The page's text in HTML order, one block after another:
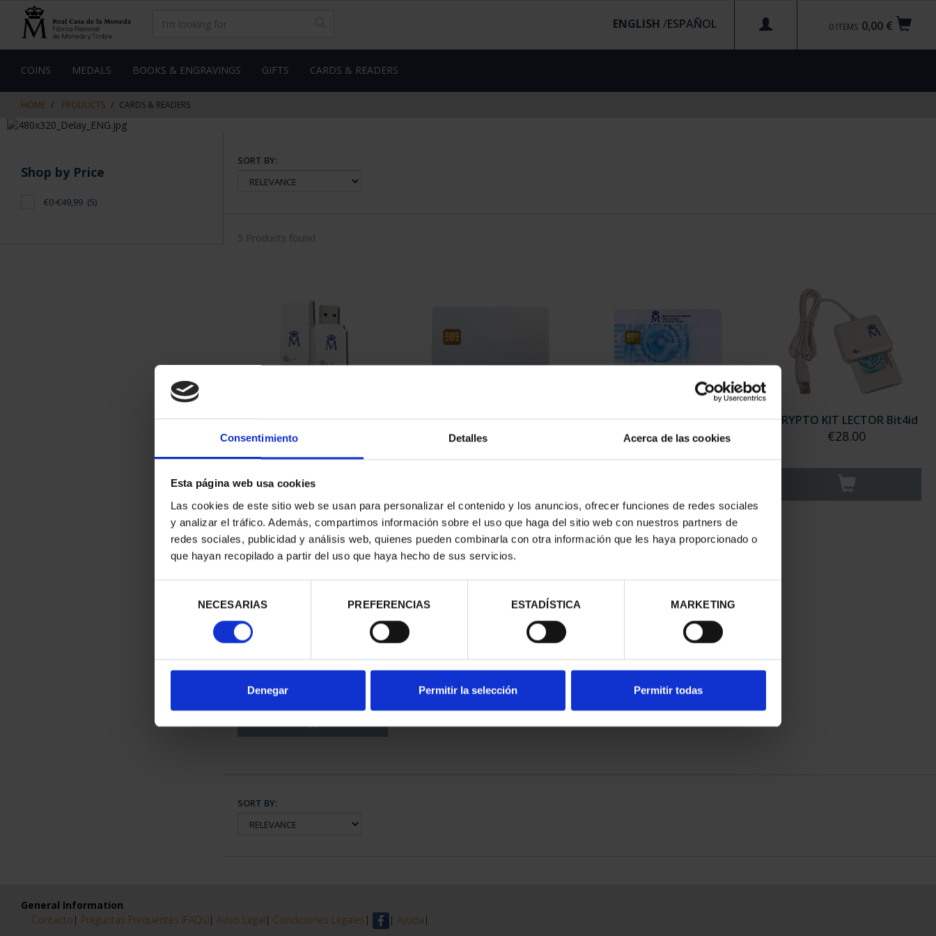
Consentimiento Detalles Acerca de las cookies
Esta página web usa cookies
Las cookies de este sitio web se usan para personalizar el contenido y los anuncios, ofrecer funciones de redes sociales
y analizar el tráfico. Además, compartimos información sobre el uso que haga del sitio web con nuestros partners de
redes sociales, publicidad y análisis web, quienes pueden combinarla con otra información que les haya proporcionado o
que hayan recopilado a partir del uso que haya hecho de sus servicios.
consentimiento
NECESARIAS PREFERENCIAS ESTADÍSTICA MARKETING
Denegar Permitir la selección Permitir todas
content
navigation
menu
0,00 €
0 ITEMS
ENGLISH /
COINS MEDALS BOOKS & ENGRAVINGS GIFTS CARDS & READERS
HOME PRODUCTS CARDS & READERS
Shop by Price
€0-€49,99 (5)
SORT BY:
5 Products found
CRYPTO KIT TOKEN Bit4id
€35.00
CRIPTOGR. BLANCA TIENDA
VIRT. BM/AC C/P
CRYPTO CARD CERES
€13.00
CRYPTO KIT LECTOR Bit4id
€28.00
CRYPTO KIT POCKET Bit4id
SORT BY:
General Information
Contacto | Preguntas Frequentes (FAQs)| Aviso Legal | Condiciones Legales | | Ayuda |